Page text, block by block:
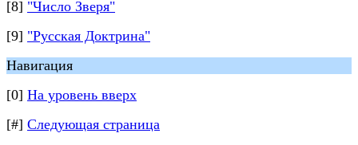
[8] "Число Зверя"
[9] "Русская Доктрина"
Навигация
[0] На уровень вверх
[#] Следующая страница